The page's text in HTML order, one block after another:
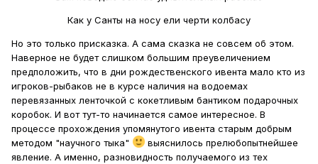
Как у Санты на носу ели черти колбасу
Но это только присказка. А сама сказка не совсем об этом.
Наверное не будет слишком большим преувеличением
предположить, что в дни рождественского ивента мало кто из
игроков-рыбаков не в курсе наличия на водоемах
перевязанных ленточкой с кокетливым бантиком подарочных
коробок. И вот тут-то начинается самое интересное. В
процессе прохождения упомянутого ивента старым добрым
методом "научного тыка"
выяснилось прелюбопытнейшее
явление. А именно, разновидность получаемого из тех